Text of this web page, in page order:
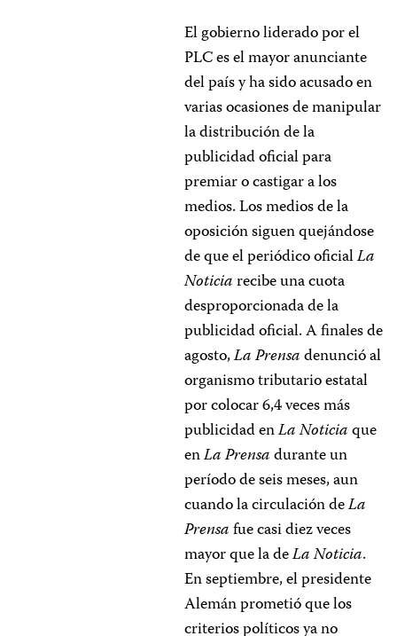
El gobierno liderado por el
PLC es el mayor anunciante
del país y ha sido acusado en
varias ocasiones de manipular
la distribución de la
publicidad oficial para
premiar o castigar a los
medios. Los medios de la
oposición siguen quejándose
de que el periódico oficialLa
Noticiarecibe una cuota
desproporcionada de la
publicidad oficial. A finales de
agosto,La Prensadenunció al
organismo tributario estatal
por colocar 6,4 veces más
publicidad enLa Noticiaque
enLa Prensadurante un
período de seis meses, aun
cuando la circulación deLa
Prensafue casi diez veces
mayor que la deLa Noticia.
En septiembre, el presidente
Alemán prometió que los
criterios políticos ya no